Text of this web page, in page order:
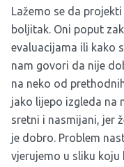
Lažemo se da
boljitak. Oni poput
evaluacijama ili kako
nam govori da nije
na neko od
jako lijepo izgleda na
sretni i nasmijani, jer
je dobro. Problem
vjerujemo u sliku koju